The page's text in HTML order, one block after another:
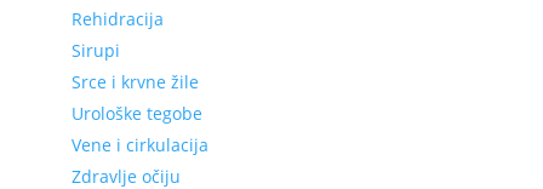
Rehidracija
Sirupi
Srce i krvne žile
Urološke tegobe
Vene i cirkulacija
Zdravlje očiju